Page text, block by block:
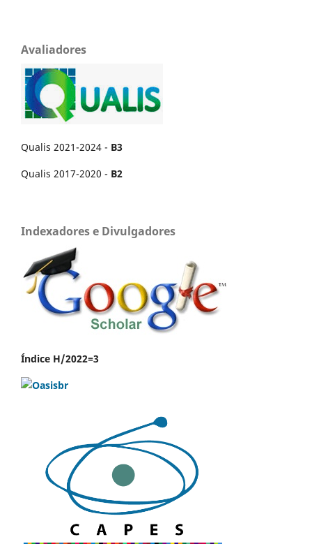
Avaliadores
Qualis 2021-2024 - B3
Qualis 2017-2020 - B2
Indexadores e Divulgadores
Índice H/2022=3